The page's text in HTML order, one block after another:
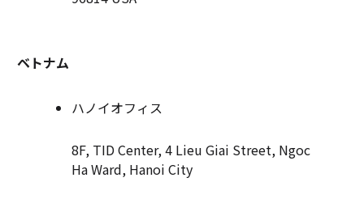
ベトナム
ハノイオフィス
8F, TID Center, 4 Lieu Giai Street, Ngoc
Ha Ward, Hanoi City